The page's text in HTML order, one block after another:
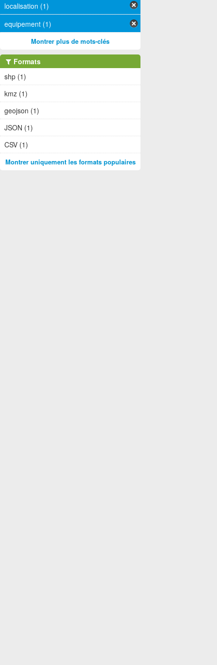
localisation (1)
equipement (1)
Montrer plus de mots-clés
Formats
shp (1)
kmz (1)
geojson (1)
JSON (1)
CSV (1)
Montrer uniquement les formats populaires